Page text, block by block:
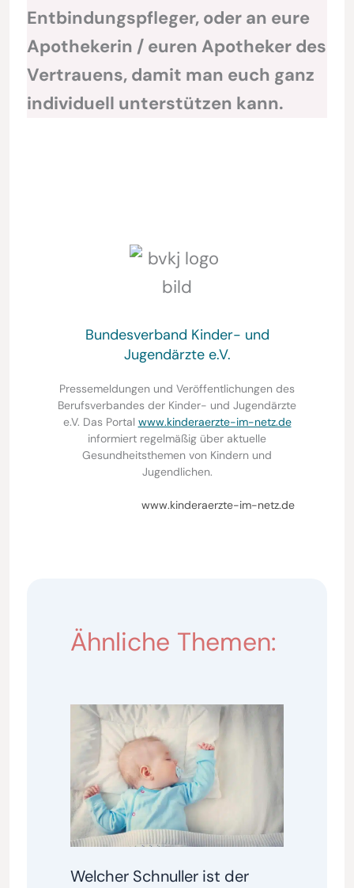
Entbindungspfleger, oder an eure
Apothekerin / euren Apotheker des
Vertrauens, damit man euch ganz
individuell unterstützen kann.
Bundesverband Kinder- und
Jugendärzte e.V.
Pressemeldungen und Veröffentlichungen des
Berufsverbandes der Kinder- und Jugendärzte
e.V. Das Portal www.kinderaerzte-im-netz.de
informiert regelmäßig über aktuelle
Gesundheitsthemen von Kindern und
Jugendlichen.
www.kinderaerzte-im-netz.de
Ähnliche Themen:
Welcher Schnuller ist der